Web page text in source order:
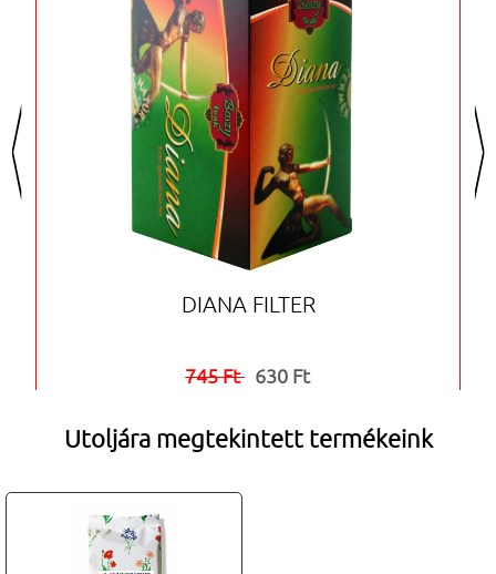
<
DIANA FILTER
745 Ft 630 Ft
>
Utoljára megtekintett termékeink